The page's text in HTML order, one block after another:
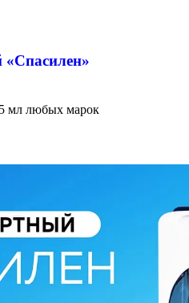
«Спасилен»
мл любых марок